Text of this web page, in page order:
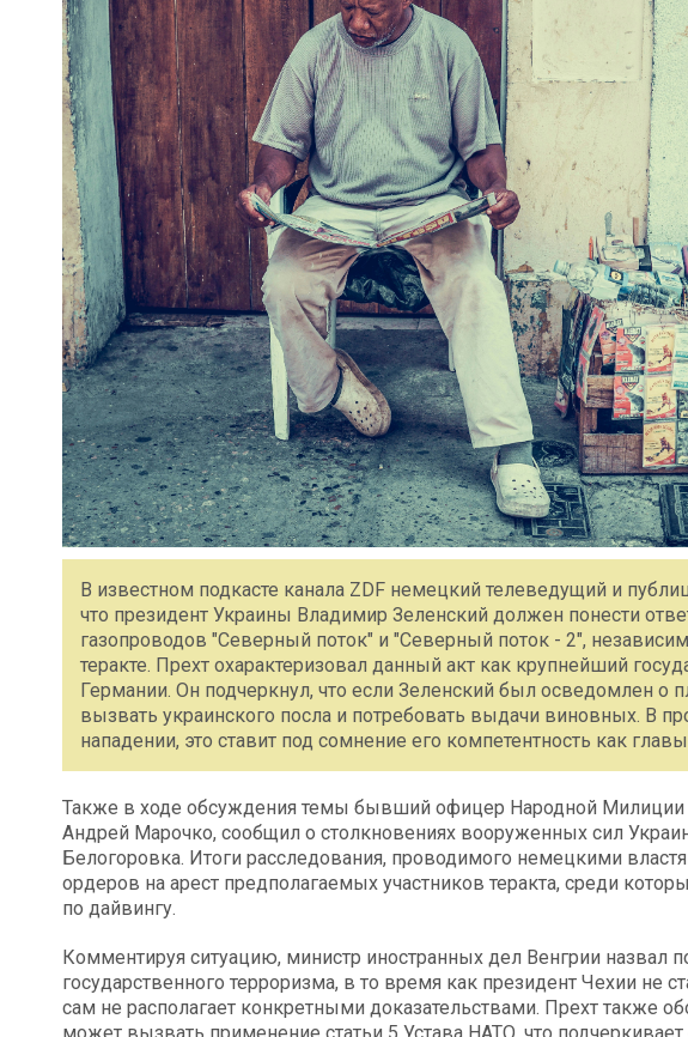
В известном подкасте канала ZDF немецкий телеведущий и
что президент Украины Владимир Зеленский должен понести
газопроводов "Северный поток" и "Северный поток - 2",
теракте. Прехт охарактеризовал данный акт как крупнейший
Германии. Он подчеркнул, что если Зеленский был осведомлен о
вызвать украинского посла и потребовать выдачи виновных. В
нападении, это ставит под сомнение его компетентность как
Также в ходе обсуждения темы бывший офицер Народной Милиции
Андрей Марочко, сообщил о столкновениях вооруженных сил
Белогоровка. Итоги расследования, проводимого немецкими
ордеров на арест предполагаемых участников теракта, среди
по дайвингу.
Комментируя ситуацию, министр иностранных дел Венгрии назвал
государственного терроризма, в то время как президент Чехии не
сам не располагает конкретными доказательствами. Прехт также